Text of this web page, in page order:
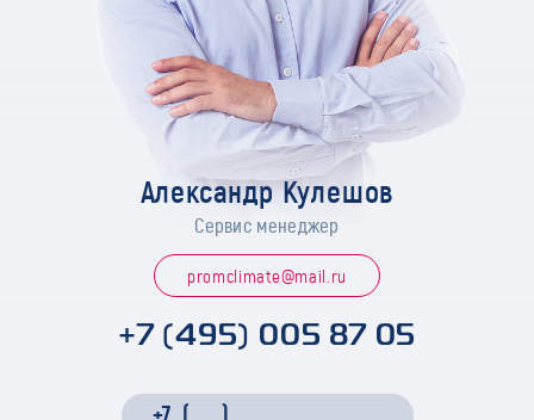
Александр Кулешов
Сервис менеджер
promclimate@mail.ru
+7 (495) 005 87 05